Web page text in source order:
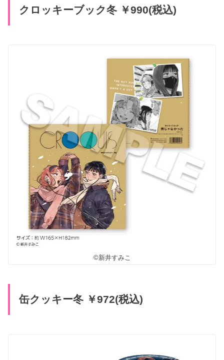
クロッキーブック冬 ￥990(税込)
©新井すみこ
缶クッキー冬 ￥972(税込)